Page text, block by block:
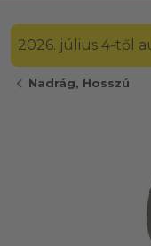
2026. július 4-től
chevron_left Nadrág, Hosszú